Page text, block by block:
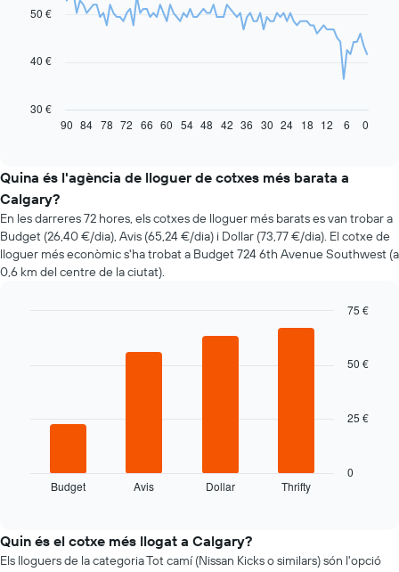
91
data
següent
mostra
el
preu
d'un
vehicle
de
lloguer
quan
gràfic
el
nombre
30 €
40 €
50 €
90 84 78 72 66 60 54 48 42 36 30 24 18 12 6 0
Quina és l'agència de lloguer de cotxes més barata a
Calgary?
En les darreres 72 hores, els cotxes de lloguer més barats es van trobar a
Budget (26,40 €/dia), Avis (65,24 €/dia) i Dollar (73,77 €/dia). El cotxe de
lloguer més econòmic s'ha trobat a Budget 724 6th Avenue Southwest (a
0,6 km del centre de la ciutat).
mostra
de
lloguer
Budget Avis Dollar Thrifty
0
25 €
50 €
75 €
Quin és el cotxe més llogat a Calgary?
Els lloguers de la categoria Tot camí (Nissan Kicks o similars) són l'opció